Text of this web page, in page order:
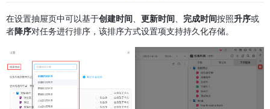
在设置抽屉页中可以基于创建时间 更新时间 完成时间按照升序或
者降序对任务进行排序，该排序方式设置项支持持久化存储。